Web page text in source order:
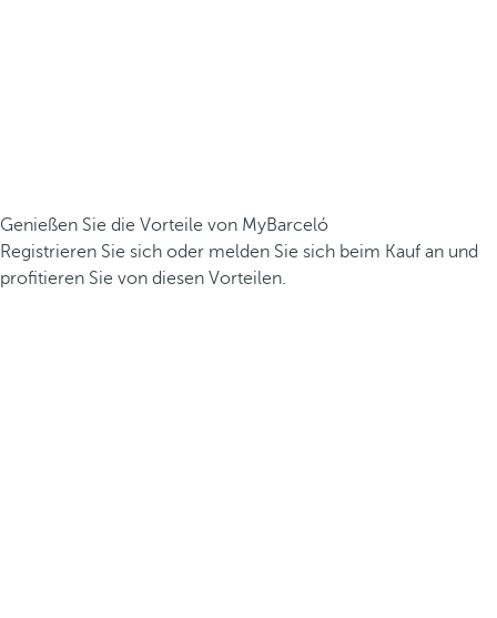
Genießen Sie die Vorteile von MyBarceló
Registrieren Sie sich oder melden Sie sich beim Kauf an und
profitieren Sie von diesen Vorteilen.